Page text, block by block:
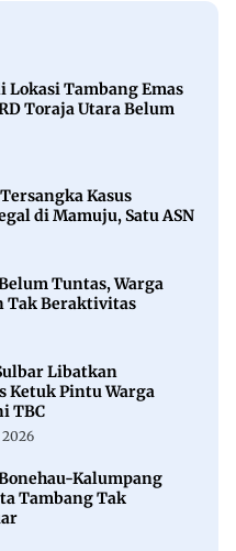
Lokasi Tambang Emas
Toraja Utara Belum
Kasus
di Mamuju, Satu ASN
Tuntas, Warga
Tak Beraktivitas
Libatkan
Ketuk Pintu Warga
TBC
2026
Kalumpang
Tambang Tak